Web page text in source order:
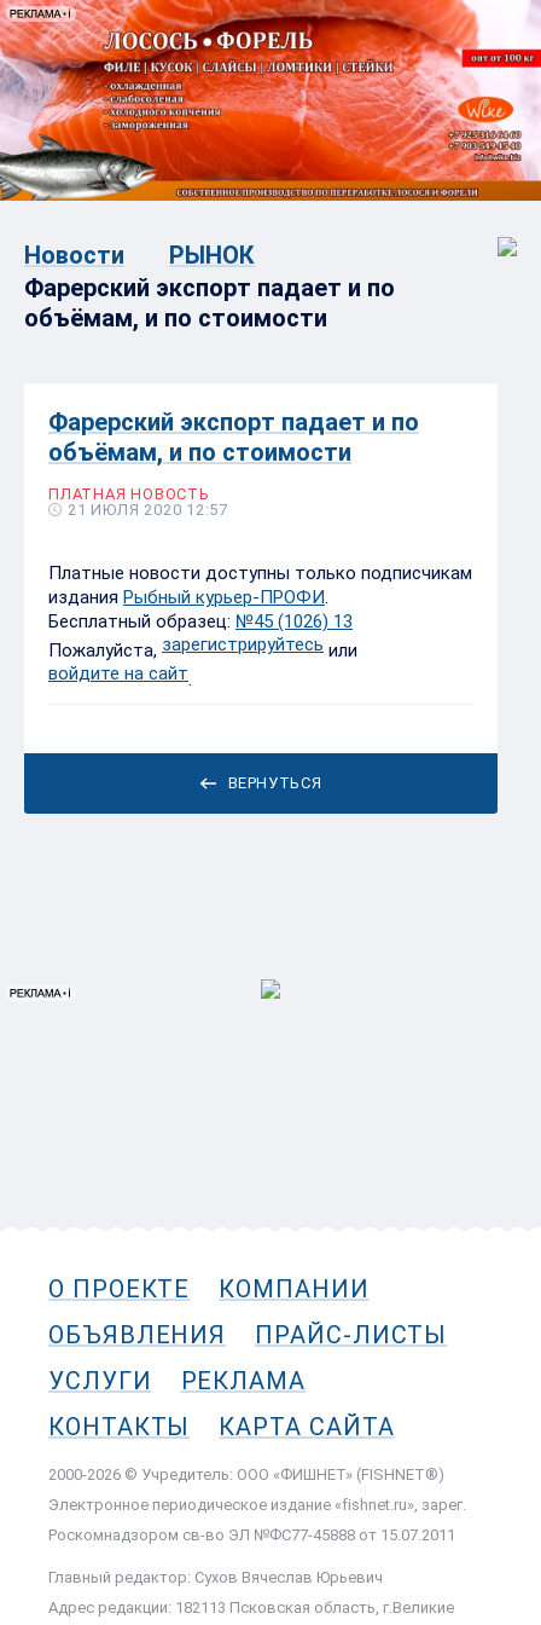
Новости
РЫНОК
Фарерский экспорт падает и по
объёмам, и по стоимости
Фарерский экспорт падает и по
объёмам, и по стоимости
ПЛАТНАЯ НОВОСТЬ
21 ИЮЛЯ 2020 12:57
Платные новости доступны только подписчикам
издания Рыбный курьер-ПРОФИ.
Бесплатный образец: №45 (1026) 13
Пожалуйста, зарегистрируйтесь или
войдите на сайт.
ВЕРНУТЬСЯ
О ПРОЕКТЕ
КОМПАНИИ
ОБЪЯВЛЕНИЯ
ПРАЙС-ЛИСТЫ
УСЛУГИ
РЕКЛАМА
КОНТАКТЫ
КАРТА САЙТА
2000-2026 © Учредитель: ООО «ФИШНЕТ» (FISHNET®)
Электронное периодическое издание «fishnet.ru», зарег.
Роскомнадзором cв-во ЭЛ №ФС77-45888 от 15.07.2011
Главный редактор: Сухов Вячеслав Юрьевич
Адрес редакции: 182113 Псковская область, г.Великие